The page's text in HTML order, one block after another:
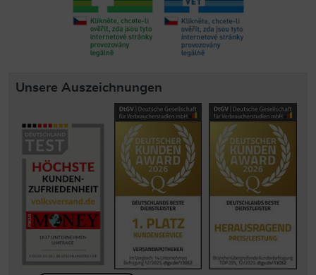
Unsere Auszeichnungen